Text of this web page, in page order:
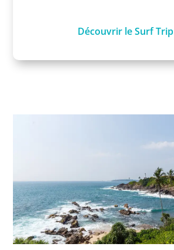
Découvrir le Surf Trip